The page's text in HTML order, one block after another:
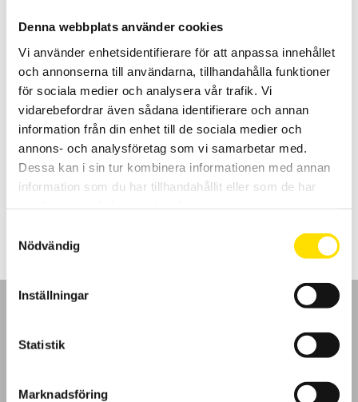
Denna webbplats använder cookies
Vi använder enhetsidentifierare för att anpassa innehållet
och annonserna till användarna, tillhandahålla funktioner
för sociala medier och analysera vår trafik. Vi
vidarebefordrar även sådana identifierare och annan
information från din enhet till de sociala medier och
annons- och analysföretag som vi samarbetar med.
Dessa kan i sin tur kombinera informationen med annan
information som du har tillhandahållit eller som de har
Nödvändig
Inställningar
Statistik
Marknadsföring
PT2000
Single point vågcell PT2000 från 700 kr